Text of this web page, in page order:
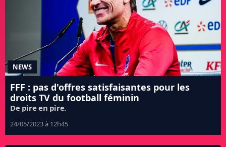
NEWS
FFF : pas d'offres satisfaisantes pour les
droits TV du football féminin
De pire en pire.
24/05/2023 à 12h45